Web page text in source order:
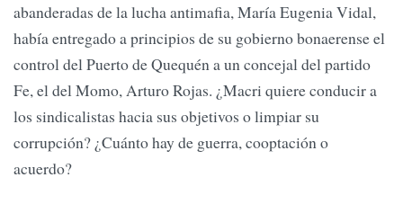
abanderadas de la lucha antimafia, María Eugenia Vidal,
había entregado a principios de su gobierno bonaerense el
control del Puerto de Quequén a un concejal del partido
Fe, el del Momo, Arturo Rojas. ¿Macri quiere conducir a
los sindicalistas hacia sus objetivos o limpiar su
corrupción? ¿Cuánto hay de guerra, cooptación o
acuerdo?